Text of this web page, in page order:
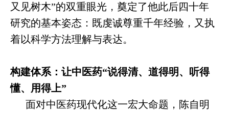
又见树木”的双重眼光，奠定了他此后四十年
研究的基本姿态：既虔诚尊重千年经验，又执
着以科学方法理解与表达。
构建体系：让中医药“说得清、道得明、听得
懂、用得上”
面对中医药现代化这一宏大命题，陈自明